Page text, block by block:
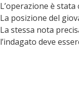
L’operazione è
La posizione del
La stessa nota
l’indagato deve